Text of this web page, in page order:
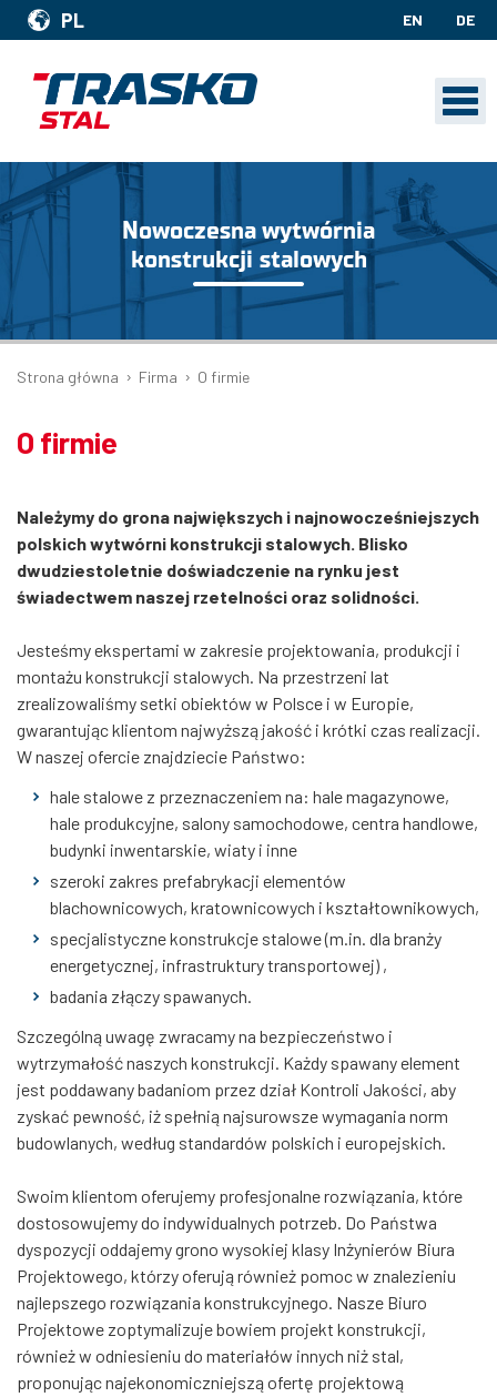
PL EN DE
Nowoczesna wytwórnia
konstrukcji stalowych
Strona główna › Firma › O firmie
O firmie
Należymy do grona największych i najnowocześniejszych
polskich wytwórni konstrukcji stalowych. Blisko
dwudziestoletnie doświadczenie na rynku jest
świadectwem naszej rzetelności oraz solidności.
Jesteśmy ekspertami w zakresie projektowania, produkcji i
montażu konstrukcji stalowych. Na przestrzeni lat
zrealizowaliśmy setki obiektów w Polsce i w Europie,
gwarantując klientom najwyższą jakość i krótki czas realizacji.
W naszej ofercie znajdziecie Państwo:
hale stalowe z przeznaczeniem na: hale magazynowe,
hale produkcyjne, salony samochodowe, centra handlowe,
budynki inwentarskie, wiaty i inne
szeroki zakres prefabrykacji elementów
blachownicowych, kratownicowych i kształtownikowych,
specjalistyczne konstrukcje stalowe (m.in. dla branży
energetycznej, infrastruktury transportowej) ,
badania złączy spawanych.
Szczególną uwagę zwracamy na bezpieczeństwo i
wytrzymałość naszych konstrukcji. Każdy spawany element
jest poddawany badaniom przez dział Kontroli Jakości, aby
zyskać pewność, iż spełnią najsurowsze wymagania norm
budowlanych, według standardów polskich i europejskich.
Swoim klientom oferujemy profesjonalne rozwiązania, które
dostosowujemy do indywidualnych potrzeb. Do Państwa
dyspozycji oddajemy grono wysokiej klasy Inżynierów Biura
Projektowego, którzy oferują również pomoc w znalezieniu
najlepszego rozwiązania konstrukcyjnego. Nasze Biuro
Projektowe zoptymalizuje bowiem projekt konstrukcji,
również w odniesieniu do materiałów innych niż stal,
proponując najekonomiczniejszą ofertę projektową